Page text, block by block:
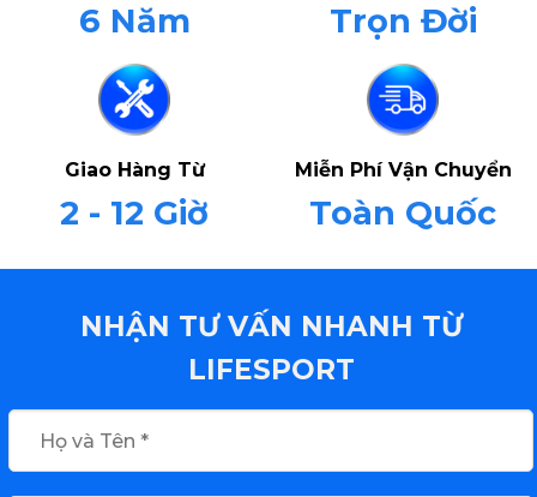
6 Năm Trọn Đời
Giao Hàng Từ
2 - 12 Giờ
Miễn Phí Vận Chuyển
Toàn Quốc
NHẬN TƯ VẤN NHANH TỪ
LIFESPORT